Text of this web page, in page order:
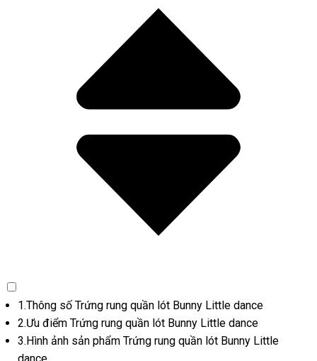
1.Thông số Trứng rung quần lót Bunny Little dance
2.Ưu điểm Trứng rung quần lót Bunny Little dance
3.Hình ảnh sản phẩm Trứng rung quần lót Bunny Little